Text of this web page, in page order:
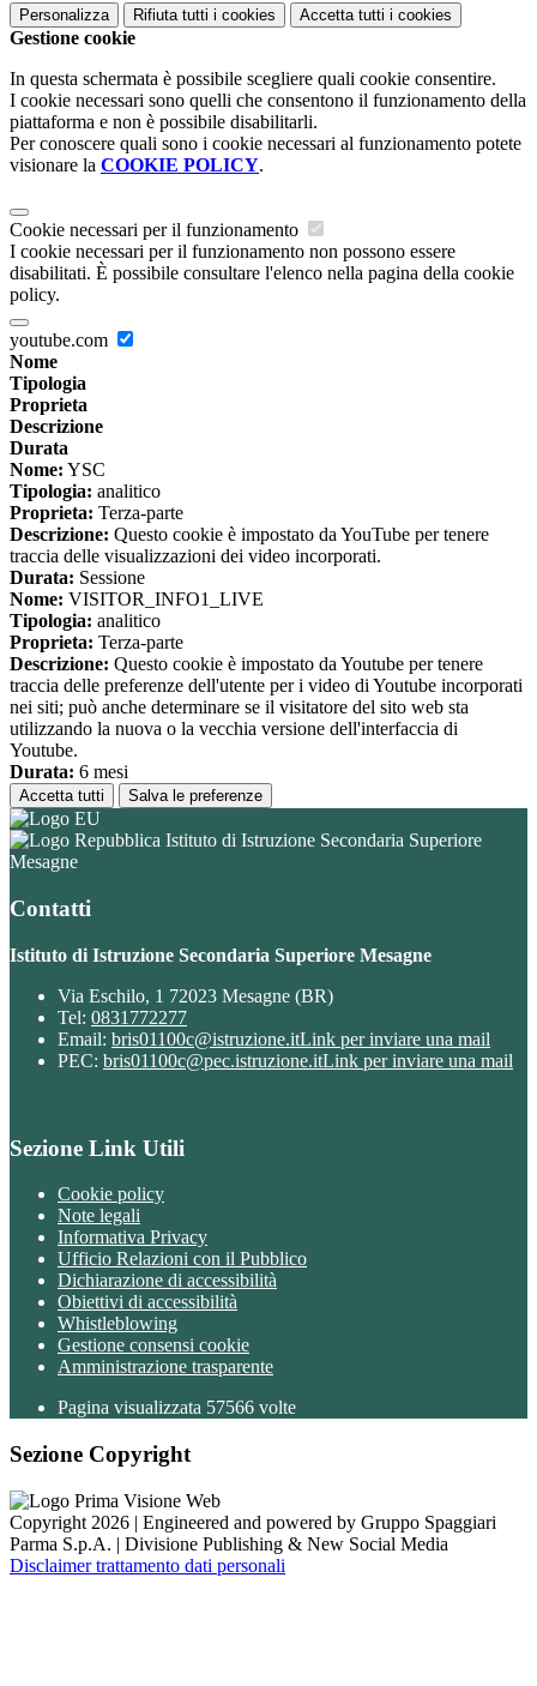
Personalizza Rifiuta tutti i cookies Accetta tutti i cookies
Gestione cookie
In questa schermata è possibile scegliere quali cookie consentire.
I cookie necessari sono quelli che consentono il funzionamento della
piattaforma e non è possibile disabilitarli.
Per conoscere quali sono i cookie necessari al funzionamento potete
visionare la COOKIE POLICY.
Cookie necessari per il funzionamento
I cookie necessari per il funzionamento non possono essere
disabilitati. È possibile consultare l'elenco nella pagina della cookie
policy.
youtube.com
Nome
Tipologia
Proprieta
Descrizione
Durata
Nome: YSC
Tipologia: analitico
Proprieta: Terza-parte
Descrizione: Questo cookie è impostato da YouTube per tenere
traccia delle visualizzazioni dei video incorporati.
Durata: Sessione
Nome: VISITOR_INFO1_LIVE
Tipologia: analitico
Proprieta: Terza-parte
Descrizione: Questo cookie è impostato da Youtube per tenere
traccia delle preferenze dell'utente per i video di Youtube incorporati
nei siti; può anche determinare se il visitatore del sito web sta
utilizzando la nuova o la vecchia versione dell'interfaccia di
Youtube.
Durata: 6 mesi
Accetta tutti Salva le preferenze
Istituto di Istruzione Secondaria Superiore
Mesagne
Contatti
Istituto di Istruzione Secondaria Superiore Mesagne
Via Eschilo, 1 72023 Mesagne (BR)
Tel: 0831772277
Email: bris01100c@istruzione.itLink per inviare una mail
PEC: bris01100c@pec.istruzione.itLink per inviare una mail
Sezione Link Utili
Cookie policy
Note legali
Informativa Privacy
Ufficio Relazioni con il Pubblico
Dichiarazione di accessibilità
Obiettivi di accessibilità
Whistleblowing
Gestione consensi cookie
Amministrazione trasparente
Pagina visualizzata 57566 volte
Sezione Copyright
Copyright 2026 | Engineered and powered by Gruppo Spaggiari
Parma S.p.A. | Divisione Publishing & New Social Media
Disclaimer trattamento dati personali